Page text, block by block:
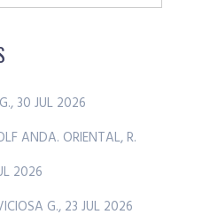
30 JUL 2026
ANDA. ORIENTAL, R.
2026
G., 23 JUL 2026